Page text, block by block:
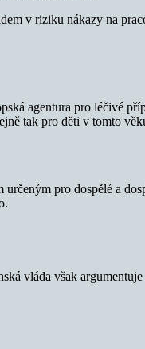
v riziku nákazy na
agentura pro léčivé
tak pro děti v tomto
pro dospělé a
vláda však